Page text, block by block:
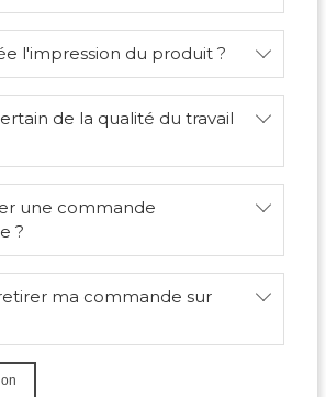
l'impression du produit ?
de la qualité du travail
une commande
?
ma commande sur